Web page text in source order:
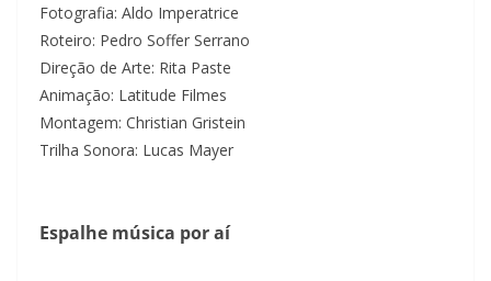
Fotografia: Aldo Imperatrice
Roteiro: Pedro Soffer Serrano
Direção de Arte: Rita Paste
Animação: Latitude Filmes
Montagem: Christian Gristein
Trilha Sonora: Lucas Mayer
Espalhe música por aí